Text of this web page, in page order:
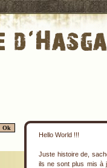
Hello World !!!
Juste histoire de,
ils ne sont plus mis à